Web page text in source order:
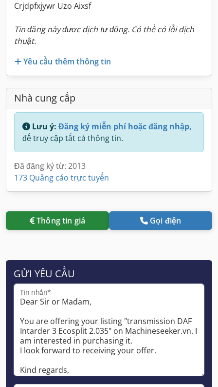
Crjdpfxjywr Uzo Aixsf
Tin đăng này được dịch tự động. Có thể có lỗi dịch
thuật.
Yêu cầu thêm thông tin
Nhà cung cấp
Lưu ý: Đăng ký miễn phí hoặc đăng nhập,
để truy cập tất cả thông tin.
Đã đăng ký từ: 2013
173 Quảng cáo trực tuyến
Thông tin giá Gọi điện
GỬI YÊU CẦU
Tin nhắn*